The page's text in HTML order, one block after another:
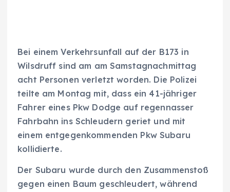
Bei einem Verkehrsunfall auf der B173 in
Wilsdruff sind am am Samstagnachmittag
acht Personen verletzt worden. Die Polizei
teilte am Montag mit, dass ein 41-jähriger
Fahrer eines Pkw Dodge auf regennasser
Fahrbahn ins Schleudern geriet und mit
einem entgegenkommenden Pkw Subaru
kollidierte.
Der Subaru wurde durch den Zusammenstoß
gegen einen Baum geschleudert, während